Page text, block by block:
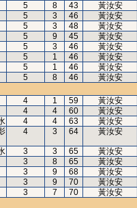
5 8 43 黃汝安
5 3 46 黃汝安
5 3 48 黃汝安
5 9 45 黃汝安
5 3 46 黃汝安
5 1 46 黃汝安
5 1 46 黃汝安
5 8 46 黃汝安
4 1 59 黃汝安
4 4 60 黃汝安
4 4 63 黃汝安
4 3 64 黃汝安
3 3 65 黃汝安
3 8 65 黃汝安
3 9 68 黃汝安
3 9 70 黃汝安
3 7 70 黃汝安